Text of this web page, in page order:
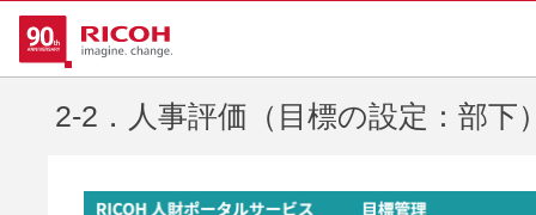
2-2．人事評価（目標の設定：部下